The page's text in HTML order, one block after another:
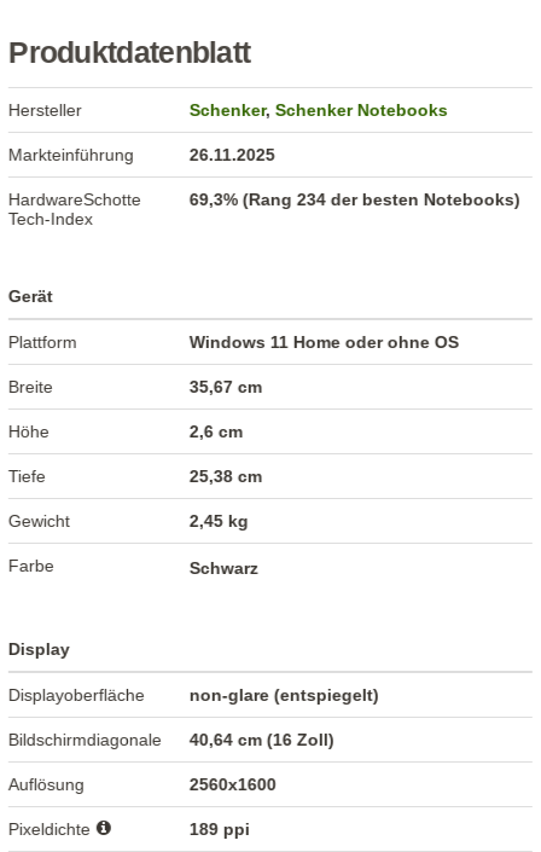
Produktdatenblatt
Hersteller Schenker,Schenker Notebooks
Markteinführung 26.11.2025
HardwareSchotte
Tech-Index
69,3% (Rang 234 der besten Notebooks)
Gerät
Plattform Windows 11 Home oder ohne OS
Breite 35,67 cm
Höhe 2,6 cm
Tiefe 25,38 cm
Gewicht 2,45 kg
Farbe Schwarz
Display
Displayoberfläche non-glare (entspiegelt)
Bildschirmdiagonale 40,64 cm (16 Zoll)
Auflösung 2560x1600
Pixeldichte 189 ppi